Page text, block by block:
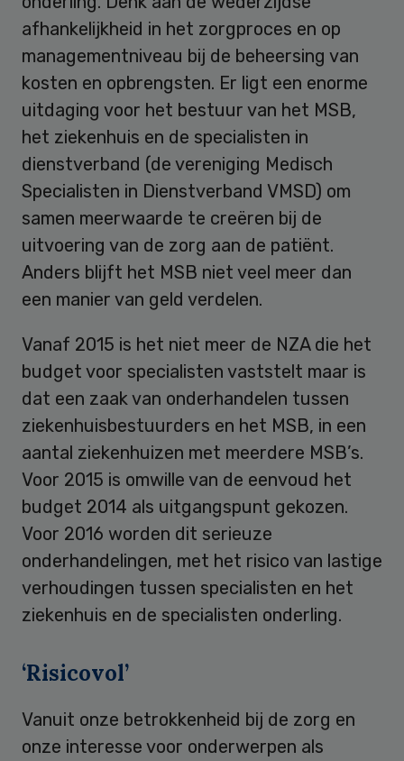
afhankelijkheid in het zorgproces en op
managementniveau bij de beheersing van
kosten en opbrengsten. Er ligt een enorme
uitdaging voor het bestuur van het MSB,
het ziekenhuis en de specialisten in
dienstverband (de vereniging Medisch
Specialisten in Dienstverband VMSD) om
samen meerwaarde te creëren bij de
uitvoering van de zorg aan de patiënt.
Anders blijft het MSB niet veel meer dan
een manier van geld verdelen.
Vanaf 2015 is het niet meer de NZA die het
budget voor specialisten vaststelt maar is
dat een zaak van onderhandelen tussen
ziekenhuisbestuurders en het MSB, in een
aantal ziekenhuizen met meerdere MSB’s.
Voor 2015 is omwille van de eenvoud het
budget 2014 als uitgangspunt gekozen.
Voor 2016 worden dit serieuze
onderhandelingen, met het risico van lastige
verhoudingen tussen specialisten en het
ziekenhuis en de specialisten onderling.
‘Risicovol’
Vanuit onze betrokkenheid bij de zorg en
onze interesse voor onderwerpen als